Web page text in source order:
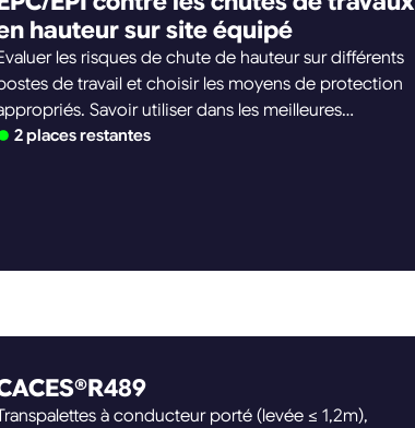
hauteur sur site équipé
les risques de chute de hauteur sur différents
de travail et choisir les moyens de protection
Savoir utiliser dans les meilleures
un harnais lors de travaux en hauteur.
2 places restantes
à conducteur porté (levée ≤ 1,2m),